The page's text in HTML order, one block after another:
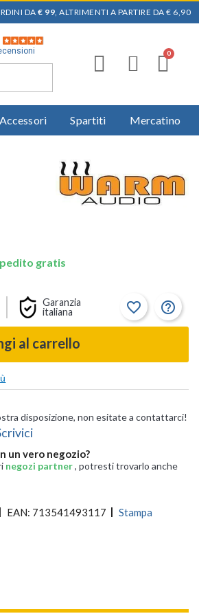
DA € 99, ALTRIMENTI A PARTIRE DA € 6,90
Accessori Spartiti Mercatino
gratis
Garanzia
italiana
favorite_border help_outline
al carrello
disposizione, non esitate a contattarci!
un vero negozio?
negozi partner, potresti trovarlo anche
EAN: 713541493117 Stampa